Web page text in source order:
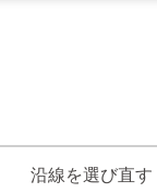
沿線を選び直す